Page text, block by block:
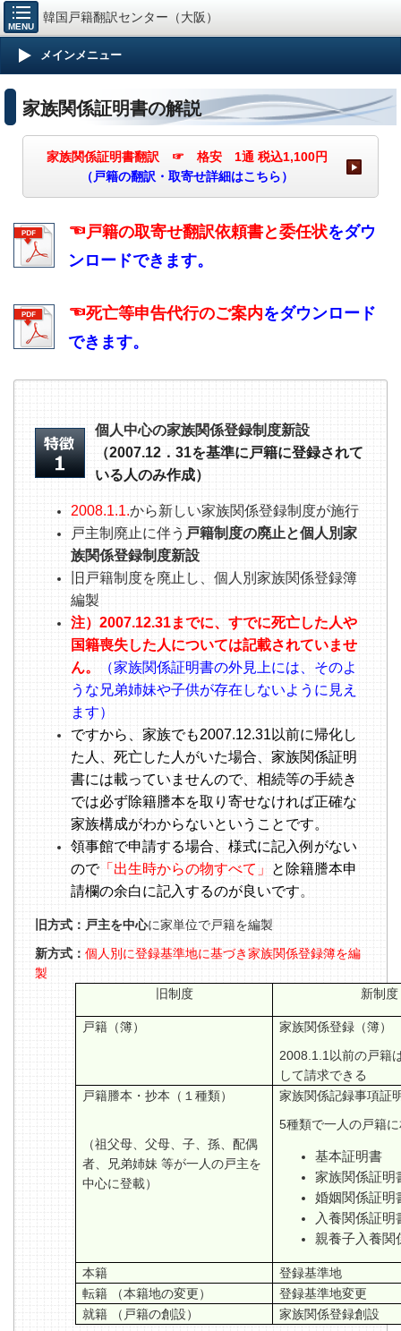
MENU
韓国戸籍翻訳センター（大阪）
メインメニュー
家族関係証明書の解説
家族関係証明書翻訳 ☞ 格安 1通 税込1,100円
（戸籍の翻訳・取寄せ詳細はこちら）
☜戸籍の取寄せ翻訳依頼書と委任状をダウ
ンロードできます。
☜死亡等申告代行のご案内をダウンロード
できます。
個人中心の家族関係登録制度新設
（2007.12．31を基準に戸籍に登録されて
いる人のみ作成）
2008.1.1.から新しい家族関係登録制度が施行
戸主制廃止に伴う 戸籍制度の廃止と個人別家
族関係登録制度新設
旧戸籍制度を廃止し、個人別家族関係登録簿
編製
注）2007.12.31までに、すでに死亡した人や
国籍喪失した人については記載されていませ
ん。
（家族関係証明書の外見上には、そのよ
うな兄弟姉妹や子供が存在しないように見え
ます）
ですから、家族でも2007.12.31以前に帰化し
た人、死亡した人がいた場合、家族関係証明
書には載っていませんので、相続等の手続き
では必ず除籍謄本を取り寄せなければ正確な
家族構成がわからないということです。
領事館で申請する場合、様式に記入例がない
ので「出生時からの物すべて」
と除籍謄本申
請欄の余白に記入するのが良いです。
旧方式：戸主を中心に家単位で戸籍を編製
新方式： 個人別に登録基準地に基づき家族関係登録簿を編
製
旧制度
新制度
戸籍（簿）
家族関係登録（簿）
2008.1.1 以前の戸籍
して請求できる
戸籍謄本・抄本（１種類）
（祖父母、父母、子、孫、配偶
者、兄弟姉妹 等が一人の戸主を
中心に登載）
家族関係記録事項証
5種類で一人の戸籍
基本証明書
家族関係証明
婚姻関係証明
入養関係証明
親養子入養関
本籍
登録基準地
転籍 （本籍地の変更）
登録基準地変更
就籍 （戸籍の創設）
家族関係登録創設